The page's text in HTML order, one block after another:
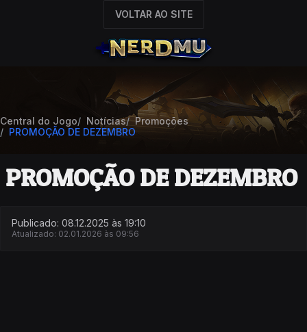
VOLTAR AO SITE
Central do Jogo Notícias
Promoções
PROMOÇÃO DE DEZEMBRO
PROMOÇÃO DE DEZEMBRO
Publicado: 08.12.2025 às 19:10
Atualizado: 02.01.2026 às 09:56